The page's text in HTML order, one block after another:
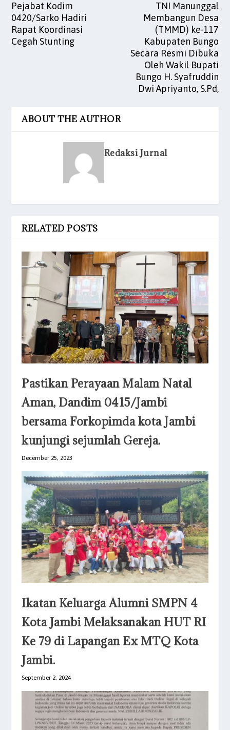
Pejabat Kodim
0420/Sarko Hadiri
Rapat Koordinasi
Cegah Stunting
TNI Manunggal
Membangun Desa
(TMMD) ke-117
Kabupaten Bungo
Secara Resmi Dibuka
Oleh Wakil Bupati
Bungo H. Syafruddin
Dwi Apriyanto, S.Pd,
ABOUT THE AUTHOR
Redaksi Jurnal
RELATED POSTS
Pastikan Perayaan Malam Natal
Aman, Dandim 0415/Jambi
bersama Forkopimda kota Jambi
kunjungi sejumlah Gereja.
December 25, 2023
Ikatan Keluarga Alumni SMPN 4
Kota Jambi Melaksanakan HUT RI
Ke 79 di Lapangan Ex MTQ Kota
Jambi.
September 2, 2024